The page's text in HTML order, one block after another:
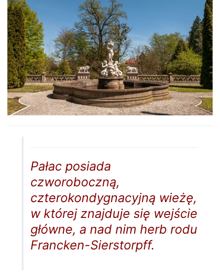
Pałac posiada
czworoboczną,
czterokondygnacyjną wieżę,
w której znajduje się wejście
główne, a nad nim herb rodu
Francken-Sierstorpff.